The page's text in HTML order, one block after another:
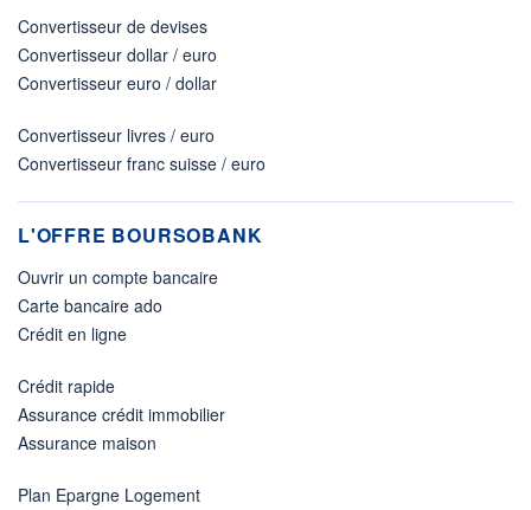
Convertisseur de devises
Convertisseur dollar / euro
Convertisseur euro / dollar
Convertisseur livres / euro
Convertisseur franc suisse / euro
L'OFFRE BOURSOBANK
Ouvrir un compte bancaire
Carte bancaire ado
Crédit en ligne
Crédit rapide
Assurance crédit immobilier
Assurance maison
Plan Epargne Logement